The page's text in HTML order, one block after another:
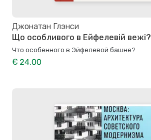
Джонатан Глэнси
Що особливого в Ейфелевій вежі?
Что особенного в Эйфелевой башне?
€ 24,00